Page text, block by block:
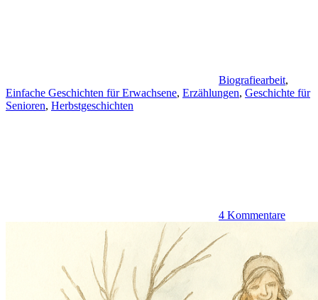
Biografiearbeit,
Einfache Geschichten für Erwachsene, Erzählungen, Geschichte für
Senioren, Herbstgeschichten
4 Kommentare